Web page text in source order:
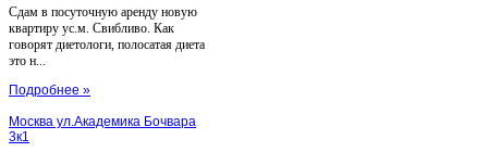
Сдам в посуточную аренду новую
квартиру ус.м. Свибливо. Как
говорят диетологи, полосатая диета
это н...
Подробнее »
Москва ул.Академика Бочвара
3к1